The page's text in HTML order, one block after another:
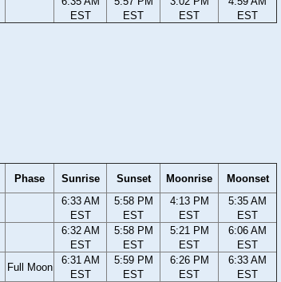
EST
EST
EST
EST
Phase Sunrise Sunset Moonrise
Moonset
6:33 AM
EST
5:58 PM
EST
4:13 PM
EST
5:35 AM
EST
6:32 AM
EST
5:58 PM
EST
5:21 PM
EST
6:06 AM
EST
Full Moon
6:31 AM
EST
5:59 PM
EST
6:26 PM
EST
6:33 AM
EST